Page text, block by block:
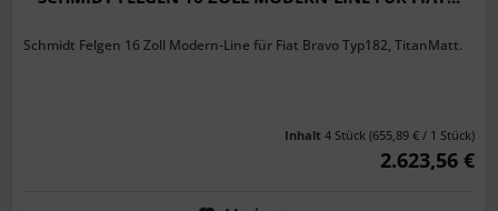
Schmidt Felgen 16 Zoll Modern-Line für Fiat Bravo Typ182, TitanMatt.
Inhalt 4 Stück (655,89 € / 1 Stück)
2.623,56 €